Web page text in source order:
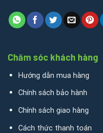
Chăm sóc khách hàng
Hướng dẫn mua hàng
Chính sách bảo hành
Chính sách giao hàng
Cách thức thanh toán